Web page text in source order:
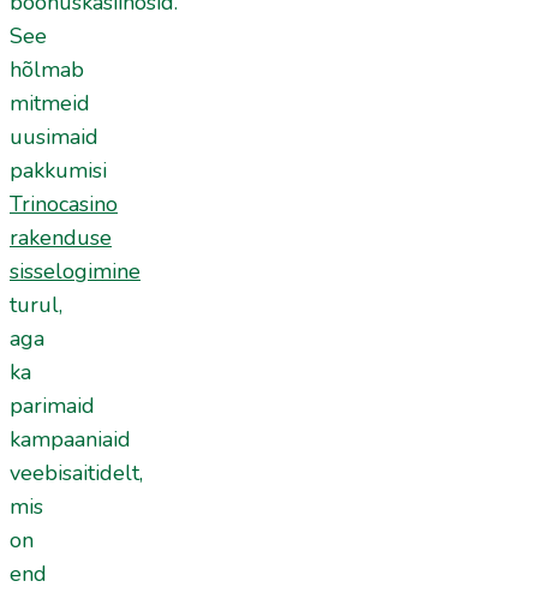
See
hõlmab
mitmeid
uusimaid
pakkumisi
Trinocasino
rakenduse
sisselogimine
turul,
aga
ka
parimaid
kampaaniaid
veebisaitidelt,
mis
on
end